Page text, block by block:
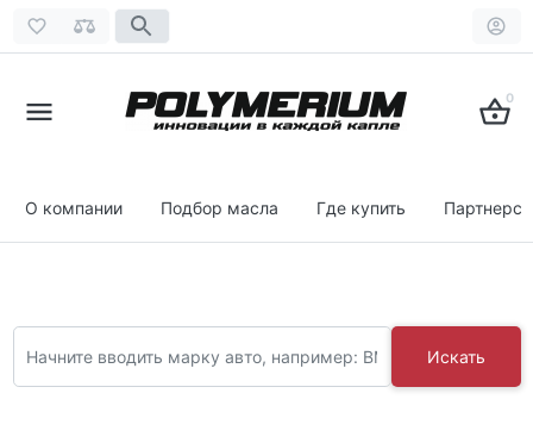
0
О компании Подбор масла Где купить
Искать